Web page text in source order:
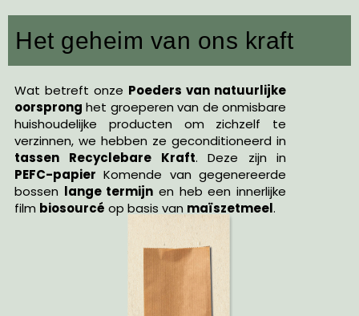
Het geheim van ons kraft
Wat betreft onze Poeders van natuurlijke
oorsprong het groeperen van de onmisbare
huishoudelijke producten om zichzelf te
verzinnen, we hebben ze geconditioneerd in
tassen
Recyclebare Kraft. Deze zijn in
PEFC-papier Komende van gegenereerde
bossen lange termijn en heb een innerlijke
film biosourcé op basis van maïszetmeel.